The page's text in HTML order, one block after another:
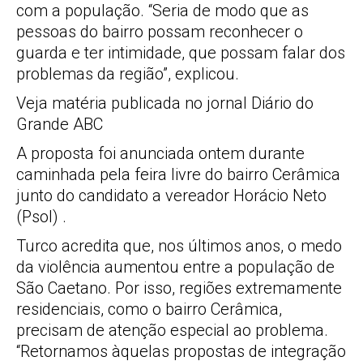
com a população. “Seria de modo que as
pessoas do bairro possam reconhecer o
guarda e ter intimidade, que possam falar dos
problemas da região”, explicou.
Veja matéria publicada no jornal Diário do
Grande ABC
A proposta foi anunciada ontem durante
caminhada pela feira livre do bairro Cerâmica
junto do candidato a vereador Horácio Neto
(Psol) .
Turco acredita que, nos últimos anos, o medo
da violência aumentou entre a população de
São Caetano. Por isso, regiões extremamente
residenciais, como o bairro Cerâmica,
precisam de atenção especial ao problema.
“Retornamos àquelas propostas de integração